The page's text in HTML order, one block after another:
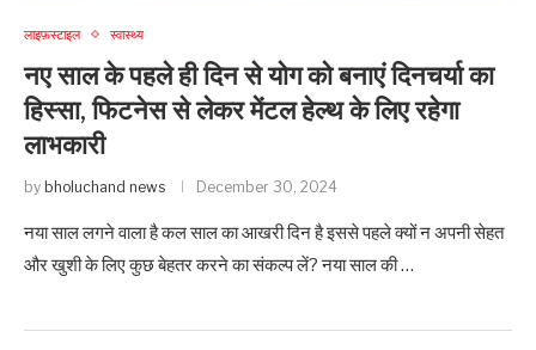
लाइफ़स्टाइल स्वास्थ्य
नए साल के पहले ही दिन से योग को बनाएं दिनचर्या का
हिस्सा, फिटनेस से लेकर मेंटल हेल्थ के लिए रहेगा
लाभकारी
by bholuchand news December 30, 2024
नया साल लगने वाला है कल साल का आखरी दिन है इससे पहले क्यों न अपनी सेहत
और खुशी के लिए कुछ बेहतर करने का संकल्प लें? नया साल की …